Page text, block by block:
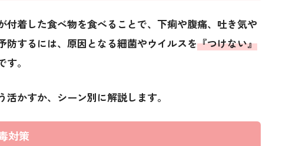
着した食べ物を食べることで、下痢や腹痛、吐き気や
するには、原因となる細菌やウイルスを『つけない』
。
かすか、シーン別に解説します。
対策